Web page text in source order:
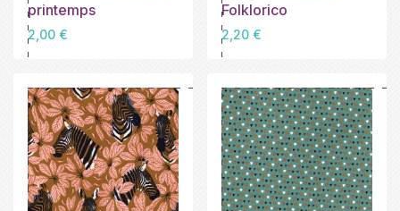
printemps
Prix
2,00 €
Folklorico
Prix
2,20 €